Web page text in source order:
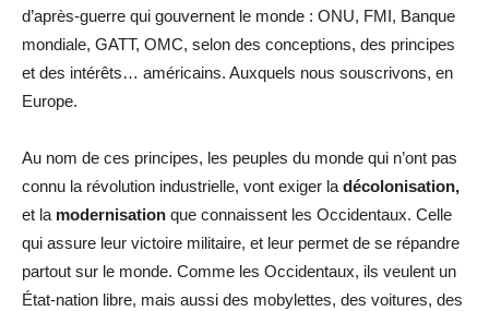
d’après-guerre qui gouvernent le monde : ONU, FMI, Banque
mondiale, GATT, OMC, selon des conceptions, des principes
et des intérêts… américains. Auxquels nous souscrivons, en
Europe.
Au nom de ces principes, les peuples du monde qui n’ont pas
connu la révolution industrielle, vont exiger la décolonisation,
et la modernisation que connaissent les Occidentaux. Celle
qui assure leur victoire militaire, et leur permet de se répandre
partout sur le monde. Comme les Occidentaux, ils veulent un
État-nation libre, mais aussi des mobylettes, des voitures, des